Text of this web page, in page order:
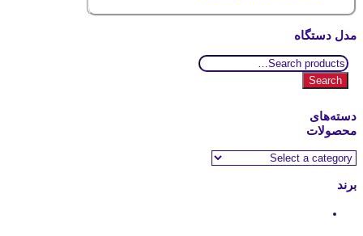
مدل دستگاه
Search
for:
Search
دسته‌های
محصولات
برند